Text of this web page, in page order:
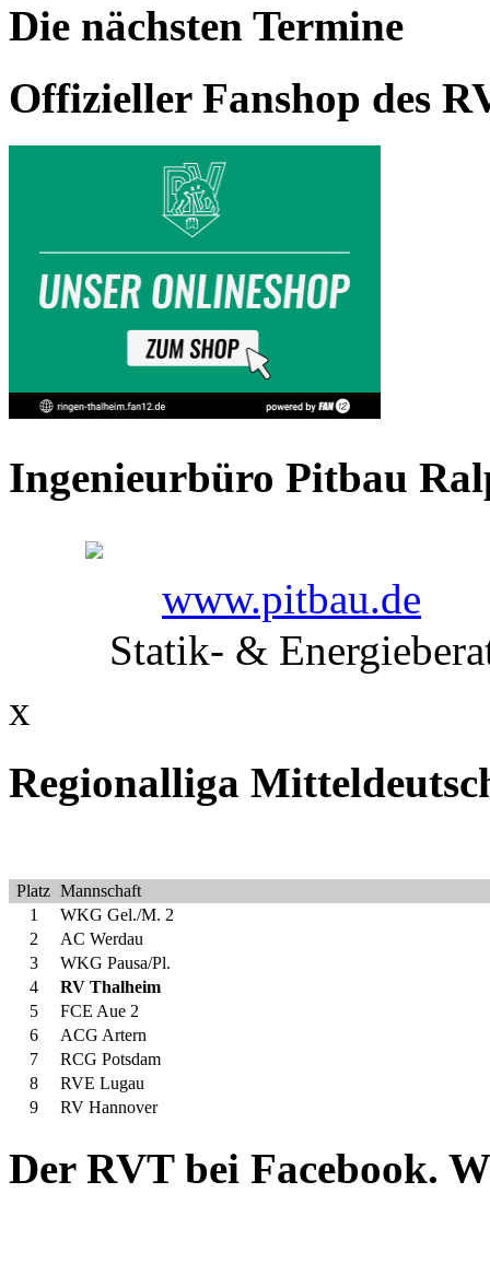
Die nächsten Termine
Offizieller Fanshop des
Ingenieurbüro Pitbau
www.pitbau.de
Statik- &
x
Regionalliga
Platz Mannschaft
1
WKG Gel./M. 2
2
AC Werdau
3
WKG Pausa/Pl.
4
RV Thalheim
5
FCE Aue 2
6
ACG Artern
7
RCG Potsdam
8
RVE Lugau
9
RV Hannover
Der RVT bei Facebook.